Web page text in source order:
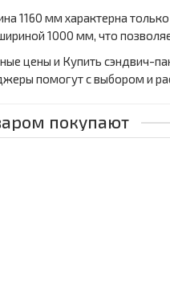
1160 мм характерна
1000 мм, что
цены и Купить сэндвич-
помогут с выбором и
покупают